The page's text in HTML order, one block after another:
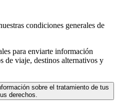
condiciones generales de
para enviarte información
de viaje, destinos alternativos y
sobre el tratamiento de tus
derechos.